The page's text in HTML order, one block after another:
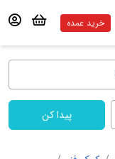
خرید عمده
پیدا کن